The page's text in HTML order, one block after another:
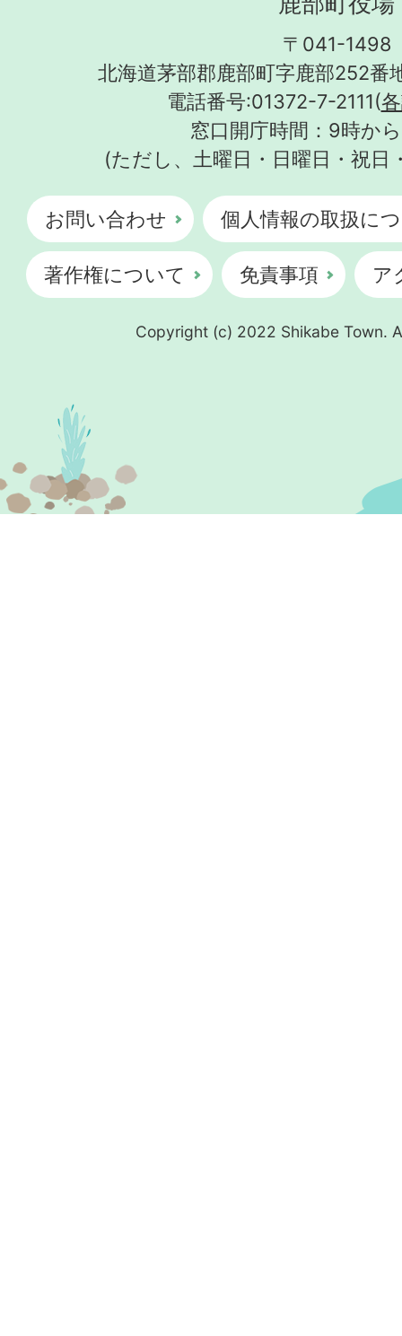
〒041-1498
北海道茅部郡鹿部町字鹿部252番
電話番号:01372-7-2111(
窓口開庁時間：9時か
(ただし、土曜日・日曜日・祝日
お問い合わせ 個人情報の取扱に
著作権について 免責事項 ア
Copyright (c) 2022 Shikabe Town.